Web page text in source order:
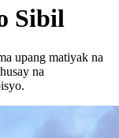
Sibil
upang matiyak na
na